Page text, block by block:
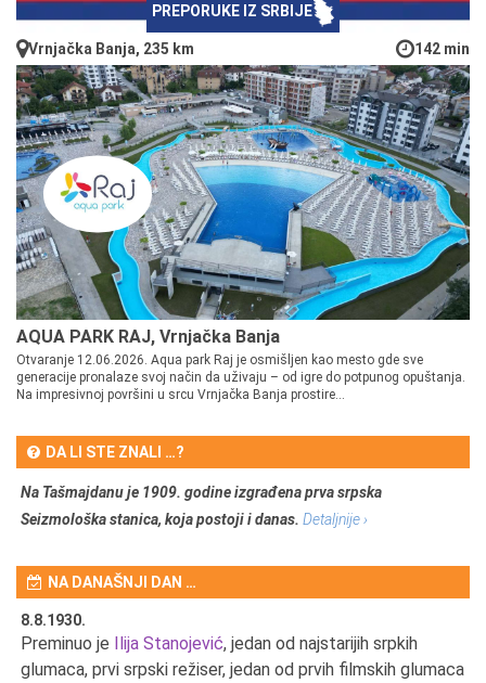
PREPORUKE IZ SRBIJE
Vrnjačka Banja, 235 km 142 min
AQUA PARK RAJ, Vrnjačka Banja
Otvaranje 12.06.2026. Aqua park Raj je osmišljen kao mesto gde sve
generacije pronalaze svoj način da uživaju – od igre do potpunog opuštanja.
Na impresivnoj površini u srcu Vrnjačka Banja prostire...
DA LI STE ZNALI …?
Na Tašmajdanu je 1909. godine izgrađena prva srpska
Seizmološka stanica, koja postoji i danas. Detaljnije ›
NA DANAŠNJI DAN …
8.8.1930.
Preminuo je Ilija Stanojević, jedan od najstarijih srpkih
glumaca, prvi srpski režiser, jedan od prvih filmskih glumaca